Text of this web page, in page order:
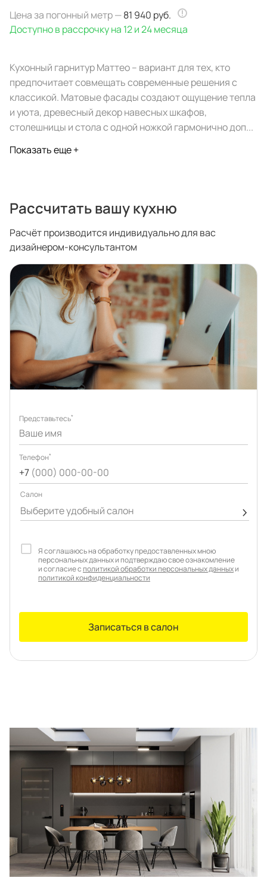
Правило мокрых рук: как
спроектировать мебель в
ванной, чтобы не открывать
ящики сто раз
5 4314
Витрина как в бутике:
стекла для
которые покажут всё в
лучшем виде
5 2995
Дизайн-проект
Замер помещения
Кредит и рассрочка
Сборка и установка
Гарантии
Доставка
Подключение техники
Способы оплаты
Рассрочка онлайн
Акции
Вопросы и ответы
Документация
Кухни на заказ
Цены
Портфолио проектов
Индивидуальный
О компании
Санкт-Петербург
Нижний Новгород
Поддержка сайта
Цена за погонный метр —81 940 руб.
Доступно в рассрочку на 12 и 24 месяца
Кухонный гарнитур Маттео – вариант для тех, кто
предпочитает совмещать современные решения с
классикой. Матовые фасады создают ощущение тепла
и уюта, древесный декор навесных шкафов,
столешницы и стола с одной ножкой гармонично доп...
Показать еще +
Рассчитать вашу кухню
Расчёт производится индивидуально для вас
дизайнером-консультантом
Представьтесь*
Телефон*
+7 (000) 000-00-00
Cалон
Выберите удобный салон
Я соглашаюсь на обработку предоставленных мною
персональных данных и подтверждаю свое ознакомление
и согласие сполитикой обработки персональных данныхи
политикой конфиденциальности
Записаться в салон